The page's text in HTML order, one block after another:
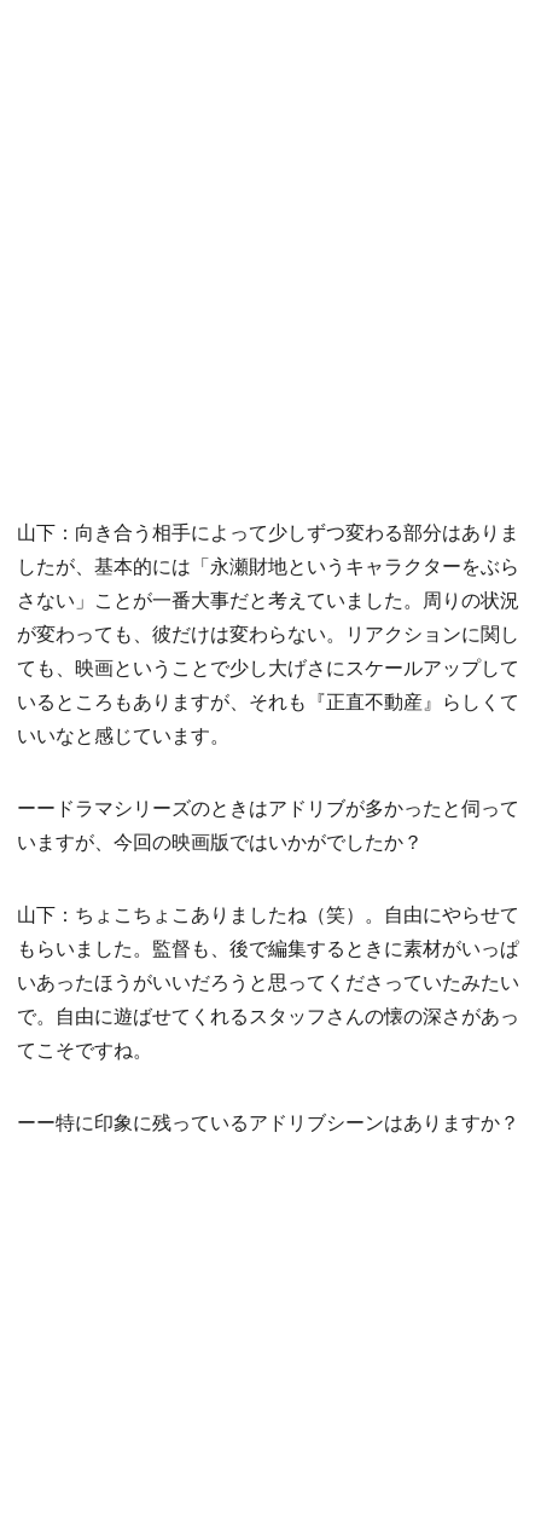
山下：向き合う相手によって少しずつ変わる部分はありま
したが、基本的には「永瀬財地というキャラクターをぶら
さない」ことが一番大事だと考えていました。周りの状況
が変わっても、彼だけは変わらない。リアクションに関し
ても、映画ということで少し大げさにスケールアップして
いるところもありますが、それも『正直不動産』らしくて
いいなと感じています。
ーードラマシリーズのときはアドリブが多かったと伺って
いますが、今回の映画版ではいかがでしたか？
山下：ちょこちょこありましたね（笑）。自由にやらせて
もらいました。監督も、後で編集するときに素材がいっぱ
いあったほうがいいだろうと思ってくださっていたみたい
で。自由に遊ばせてくれるスタッフさんの懐の深さがあっ
てこそですね。
ーー特に印象に残っているアドリブシーンはありますか？